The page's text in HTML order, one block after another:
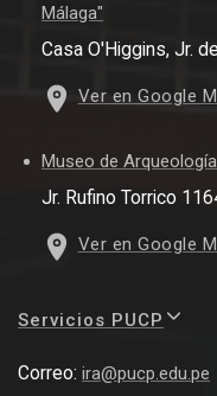
Málaga"
Casa O'Higgins, Jr.
Ver en Google
Museo de
Jr. Rufino Torrico
Ver en Google
Servicios PUCP
Correo: ira@pucp.edu.pe